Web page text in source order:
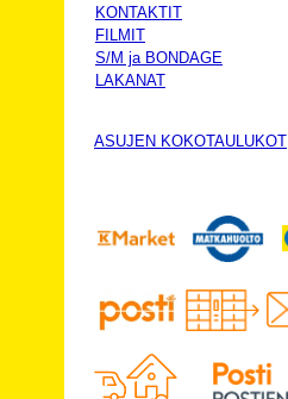
KONTAKTIT
FILMIT
S/M ja BONDAGE
LAKANAT
ASUJEN KOKOTAULUKOT